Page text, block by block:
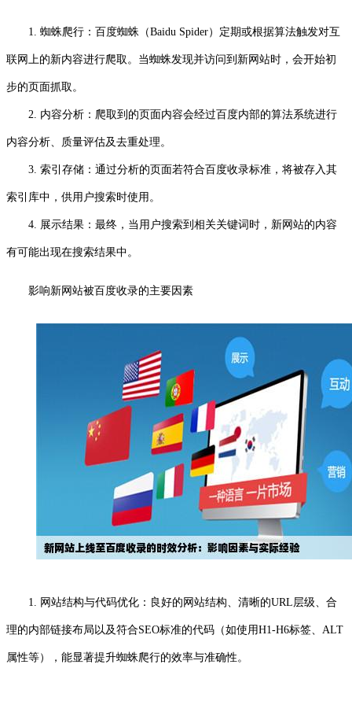
1. 蜘蛛爬行：百度蜘蛛（Baidu Spider）定期或根据算法触发对互
联网上的新内容进行爬取。当蜘蛛发现并访问到新网站时，会开始初
步的页面抓取。
2. 内容分析：爬取到的页面内容会经过百度内部的算法系统进行
内容分析、质量评估及去重处理。
3. 索引存储：通过分析的页面若符合百度收录标准，将被存入其
索引库中，供用户搜索时使用。
4. 展示结果：最终，当用户搜索到相关关键词时，新网站的内容
有可能出现在搜索结果中。
影响新网站被百度收录的主要因素
1. 网站结构与代码优化：良好的网站结构、清晰的URL层级、合
理的内部链接布局以及符合SEO标准的代码（如使用H1-H6标签、ALT
属性等），能显著提升蜘蛛爬行的效率与准确性。